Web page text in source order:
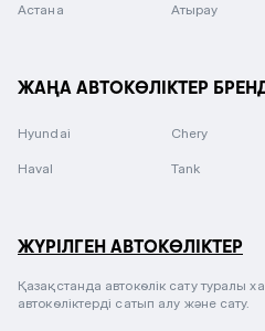
Астана Атырау
ЖАҢА АВТОКӨЛІКТЕР
Hyundai Chery
Haval Tank
ЖҮРІЛГЕН АВТОКӨЛІКТЕР
Қазақстанда автокөлік сату туралы
автокөліктерді сатып алу және сату.